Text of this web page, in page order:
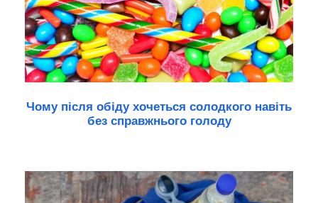
Чому після обіду хочеться солодкого навіть
без справжнього голоду